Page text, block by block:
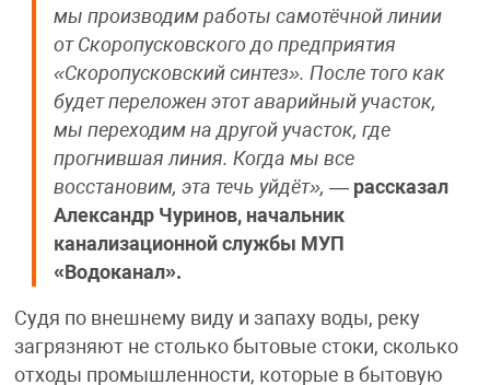
мы производим работы самотёчной линии
от Скоропусковского до предприятия
«Скоропусковский синтез». После того как
будет переложен этот аварийный участок,
мы переходим на другой участок, где
прогнившая линия. Когда мы все
восстановим, эта течь уйдёт», —рассказал
Александр Чуринов, начальник
канализационной службы МУП
«Водоканал».
Судя по внешнему виду и запаху воды, реку
загрязняют не столько бытовые стоки, сколько
отходы промышленности, которые в бытовую